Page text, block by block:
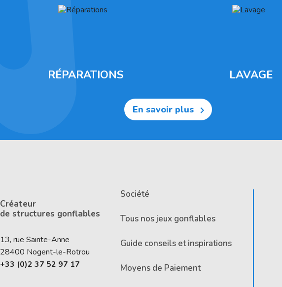
RÉPARATIONS LAVAGE
En savoir plus 
Créateur
de structures gonflables
13, rue Sainte-Anne
28400 Nogent-le-Rotrou
+33 (0)2 37 52 97 17
Société
Tous nos jeux gonflables
Guide conseils et inspirations
Moyens de Paiement